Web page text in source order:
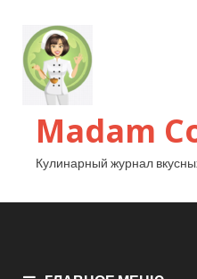
Madam
Кулинарный журнал